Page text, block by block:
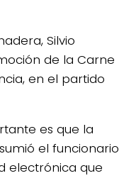
Silvio
de la Carne
en el partido
es que la
el funcionario
electrónica que